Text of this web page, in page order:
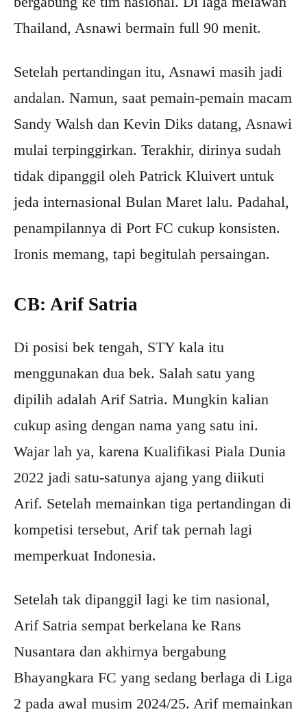
Thailand, Asnawi bermain full 90 menit.
Setelah pertandingan itu, Asnawi masih jadi
andalan. Namun, saat pemain-pemain macam
Sandy Walsh dan Kevin Diks datang, Asnawi
mulai terpinggirkan. Terakhir, dirinya sudah
tidak dipanggil oleh Patrick Kluivert untuk
jeda internasional Bulan Maret lalu. Padahal,
penampilannya di Port FC cukup konsisten.
Ironis memang, tapi begitulah persaingan.
CB: Arif Satria
Di posisi bek tengah, STY kala itu
menggunakan dua bek. Salah satu yang
dipilih adalah Arif Satria. Mungkin kalian
cukup asing dengan nama yang satu ini.
Wajar lah ya, karena Kualifikasi Piala Dunia
2022 jadi satu-satunya ajang yang diikuti
Arif. Setelah memainkan tiga pertandingan di
kompetisi tersebut, Arif tak pernah lagi
memperkuat Indonesia.
Setelah tak dipanggil lagi ke tim nasional,
Arif Satria sempat berkelana ke Rans
Nusantara dan akhirnya bergabung
Bhayangkara FC yang sedang berlaga di Liga
2 pada awal musim 2024/25. Arif memainkan